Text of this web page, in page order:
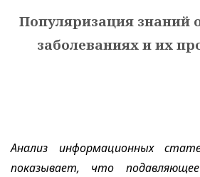
Популяризация знаний
заболеваниях и их
Анализ информационных
показывает, что